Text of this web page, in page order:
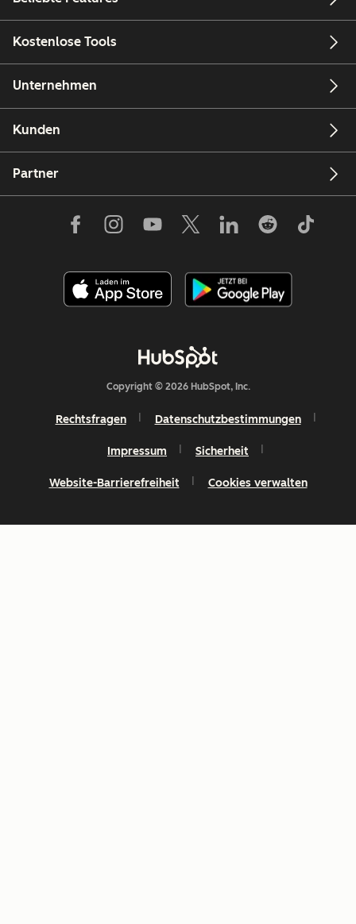
Kostenlose Tools
Unternehmen
Kunden
Partner
Copyright © 2026 HubSpot, Inc.
Rechtsfragen Datenschutzbestimmungen
Impressum Sicherheit
Website-Barrierefreiheit Cookies verwalten